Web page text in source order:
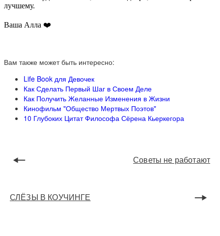
лучшему.
Ваша Алла ❤️
Вам также может быть интересно:
Life Book для Девочек
Как Сделать Первый Шаг в Своем Деле
Как Получить Желанные Изменения в Жизни
Кинофильм "Общество Мертвых Поэтов"
10 Глубоких Цитат Философа Сёрена Кьеркегора
Советы не работают
СЛЁЗЫ В КОУЧИНГЕ